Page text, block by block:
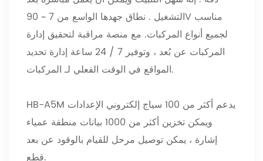
التشغيل . نطاق جهدها الواسع من 7 ~ 90V مناسب
لجميع أنواع المركبات. مع منصة مراقبة لتحقيق إدارة
المركبات عن بُعد ، وتوفير 7 / 24 ساعة إدارة تحديد
المواقع في الوقت الفعلي لـ المركبات.
HB-A5M يدعم أكثر من 100 سياج إلكتروني الإعدادات
ويمكن تخزين أكثر من 1000 بيانات منطقة عمياء
إشارة ، يمكن توصيل مرحل للقيام بالوقود عن بعد
قطع.